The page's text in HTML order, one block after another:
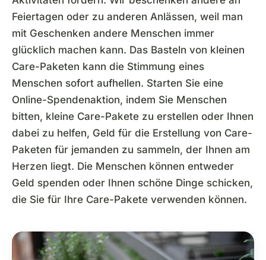
Feiertagen oder zu anderen Anlässen, weil man
mit Geschenken andere Menschen immer
glücklich machen kann. Das Basteln von kleinen
Care-Paketen kann die Stimmung eines
Menschen sofort aufhellen. Starten Sie eine
Online-Spendenaktion, indem Sie Menschen
bitten, kleine Care-Pakete zu erstellen oder Ihnen
dabei zu helfen, Geld für die Erstellung von Care-
Paketen für jemanden zu sammeln, der Ihnen am
Herzen liegt. Die Menschen können entweder
Geld spenden oder Ihnen schöne Dinge schicken,
die Sie für Ihre Care-Pakete verwenden können.